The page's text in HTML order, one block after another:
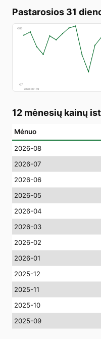
Pastarosios 31
€83
€7
2026-07-09
12 mėnesių kainų
Mėnuo
2026-08
2026-07
2026-06
2026-05
2026-04
2026-03
2026-02
2026-01
2025-12
2025-11
2025-10
2025-09